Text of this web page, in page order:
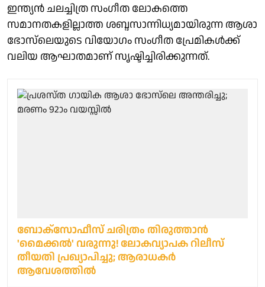
ഇന്ത്യൻ ചലച്ചിത്ര സംഗീത ലോകത്തെ
സമാനതകളില്ലാത്ത ശബ്ദസാന്നിധ്യമായിരുന്ന ആശാ
ഭോസ്‌ലെയുടെ വിയോഗം സംഗീത പ്രേമികൾക്ക്
വലിയ ആഘാതമാണ് സൃഷ്ടിച്ചിരിക്കുന്നത്.
ബോക്സോഫീസ് ചരിത്രം തിരുത്താൻ
'മൈക്കൽ' വരുന്നു! ലോകവ്യാപക റിലീസ്
തീയതി പ്രഖ്യാപിച്ചു; ആരാധകർ
ആവേശത്തിൽ